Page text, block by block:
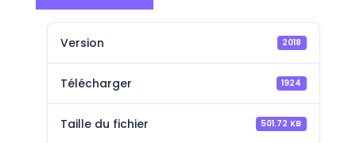
Version 2018
Télécharger 1924
Taille du fichier 501.72 KB